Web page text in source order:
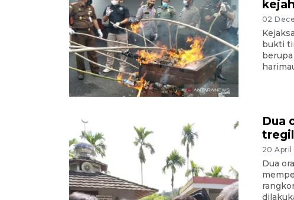
02
bukti
Dua
20 April
Dua